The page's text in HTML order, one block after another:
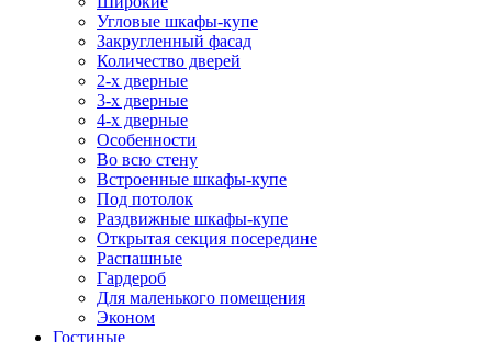
Угловые шкафы-купе
Закругленный фасад
Количество дверей
2-х дверные
3-х дверные
4-х дверные
Особенности
Во всю стену
Встроенные шкафы-купе
Под потолок
Раздвижные шкафы-купе
Открытая секция посередине
Распашные
Гардероб
Для маленького помещения
Эконом
Гостиные